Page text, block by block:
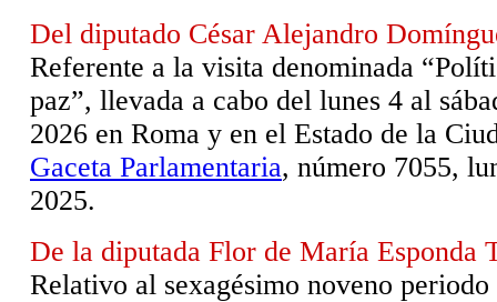
Del diputado César Alejandro
Referente a la visita denominada
paz”, llevada a cabo del lunes 4 al
2026 en Roma y en el Estado de la
Gaceta Parlamentaria, número 7055,
2025.
De la diputada Flor de María Esponda
Relativo al sexagésimo noveno periodo